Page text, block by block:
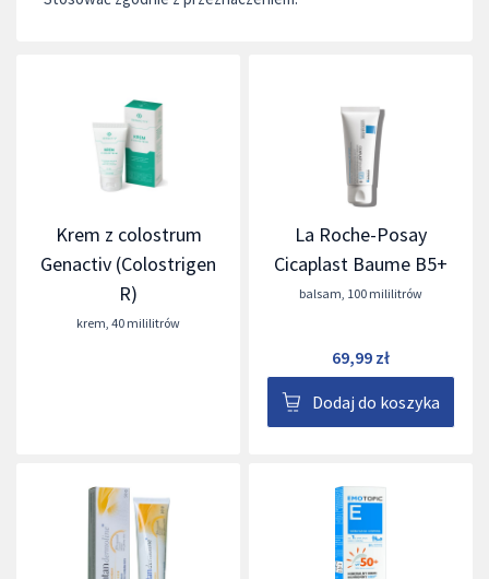
Krem z colostrum
Genactiv (Colostrigen
R)
krem, 40 mililitrów
La Roche-Posay
Cicaplast Baume B5+
balsam, 100 mililitrów
69,99 zł
Dodaj do koszyka